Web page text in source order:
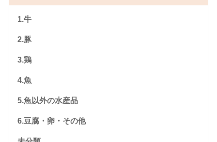
1.牛
2.豚
3.鶏
4.魚
5.魚以外の水産品
6.豆腐・卵・その他